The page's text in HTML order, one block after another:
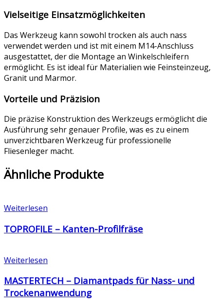
Vielseitige Einsatzmöglichkeiten
Das Werkzeug kann sowohl trocken als auch nass
verwendet werden und ist mit einem M14-Anschluss
ausgestattet, der die Montage an Winkelschleifern
ermöglicht. Es ist ideal für Materialien wie Feinsteinzeug,
Granit und Marmor.
Vorteile und Präzision
Die präzise Konstruktion des Werkzeugs ermöglicht die
Ausführung sehr genauer Profile, was es zu einem
unverzichtbaren Werkzeug für professionelle
Fliesenleger macht.
Ähnliche Produkte
Weiterlesen
TOPROFILE – Kanten-Profilfräse
Weiterlesen
MASTERTECH – Diamantpads für Nass- und
Trockenanwendung